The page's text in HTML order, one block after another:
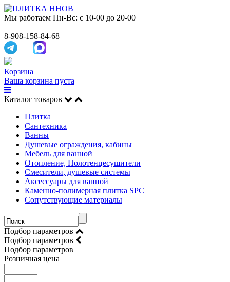
Мы работаем Пн-Вс: с 10-00 до 20-00
8-908-158-84-68
Корзина
Ваша корзина пуста
Каталог товаров
Плитка
Сантехника
Ванны
Душевые ограждения, кабины
Мебель для ванной
Отопление, Полотенцесушители
Смесители, душевые системы
Аксессуары для ванной
Каменно-полимерная плитка SPC
Сопутствующие материалы
Подбор параметров
Подбор параметров
Подбор параметров
Розничная цена